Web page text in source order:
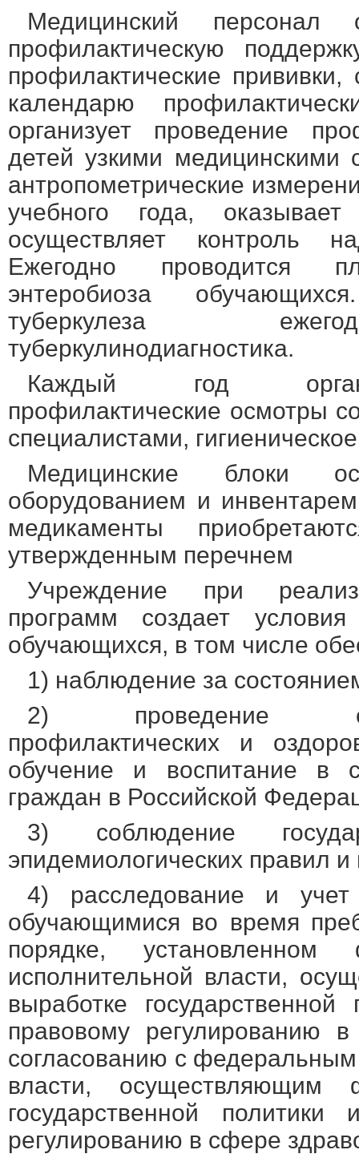
Медицинский персонал
профилактическую
профилактические
календарю
организует проведение
детей узкими медицинскими
антропометрические
учебного года,
осуществляет контроль
Ежегодно проводится
энтеробиоза
туберкулеза
туберкулинодиагностика.
Каждый год
профилактические осмотры
специалистами,
Медицинские блоки
оборудованием и
медикаменты
утвержденным перечнем
Учреждение при
программ создает
обучающихся, в том числе
1) наблюдение за
2) проведение
профилактических и
обучение и воспитание в
граждан в Российской
3) соблюдение
эпидемиологических правил
4) расследование и
обучающимися во время
порядке, установленном
исполнительной власти,
выработке
правовому регулированию
согласованию с
власти, осуществляющим
государственной политики
регулированию в сфере